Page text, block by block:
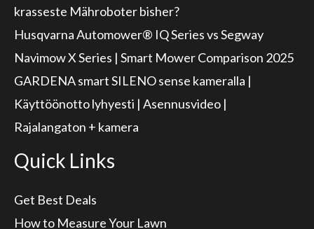
krasseste Mähroboter bisher?
Husqvarna Automower® IQ Series vs Segway
Navimow X Series | Smart Mower Comparison 2025
GARDENA smart SILENO sense kameralla |
Käyttöönotto lyhyesti | Asennusvideo |
Rajalangaton + kamera
Quick Links
Get Best Deals
How to Measure Your Lawn